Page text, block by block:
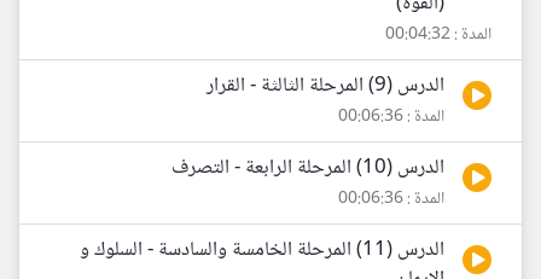
المدة : 00:04:32
الدرس (9) المرحلة الثالثة - القرار
المدة : 00:06:36
الدرس (10) المرحلة الرابعة - التصرف
المدة : 00:06:36
الدرس (11) المرحلة الخامسة والسادسة - السلوك و